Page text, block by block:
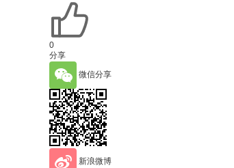
0
分享
微信分享
新浪微博